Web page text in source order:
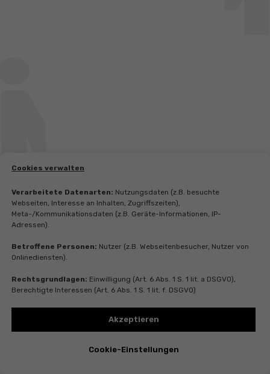
Cookies verwalten
Verarbeitete Datenarten: Nutzungsdaten (z.B. besuchte
Webseiten, Interesse an Inhalten, Zugriffszeiten),
Meta-/Kommunikationsdaten (z.B. Geräte-Informationen, IP-
Adressen).
Betroffene Personen: Nutzer (z.B. Webseitenbesucher, Nutzer von
Onlinediensten).
Rechtsgrundlagen: Einwilligung (Art. 6 Abs. 1 S. 1 lit. a DSGVO),
Berechtigte Interessen (Art. 6 Abs. 1 S. 1 lit. f. DSGVO)
Akzeptieren
Cookie-Einstellungen